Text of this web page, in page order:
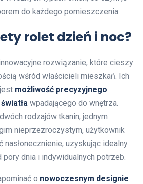
do każdego pomieszczenia.
rolet dzień i noc?
rozwiązanie, które cieszy
wśród właścicieli mieszkań. Ich
możliwość precyzyjnego
wpadającego do wnętrza.
rodzajów tkanin, jednym
nieprzezroczystym, użytkownik
nasłonecznienie, uzyskując idealny
dnia i indywidualnych potrzeb.
o nowoczesnym designie